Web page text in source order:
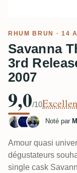
RHUM BRUN · 14
Savanna
3rd
2007
9,0/10
Noté par
Amour quasi
dégustateurs
single cask